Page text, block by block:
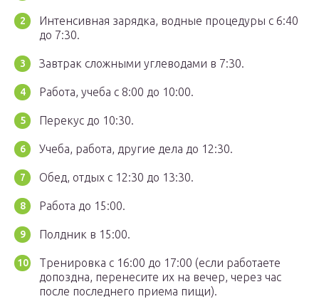
Интенсивная зарядка, водные процедуры с 6:40
до 7:30.
Завтрак сложными углеводами в 7:30.
Работа, учеба с 8:00 до 10:00.
Перекус до 10:30.
Учеба, работа, другие дела до 12:30.
Обед, отдых с 12:30 до 13:30.
Работа до 15:00.
Полдник в 15:00.
Тренировка с 16:00 до 17:00 (если работаете
допоздна, перенесите их на вечер, через час
после последнего приема пищи).